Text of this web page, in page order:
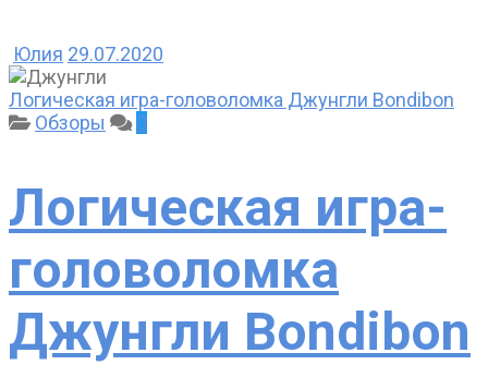
Юлия 29.07.2020
Логическая игра-головоломка Джунгли Bondibon
Обзоры
0
Логическая игра-
головоломка
Джунгли Bondibon